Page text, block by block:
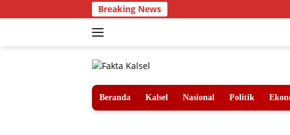
ke
Breaking News
Beranda Kalsel Nasional Politik